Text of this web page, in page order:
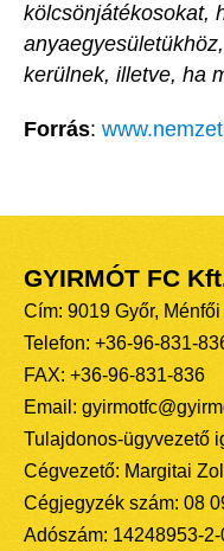
kölcsönjátékosokat,
kerülnek, illetve, ha
Forrás:
GYIRMÓT FC
Cím: 9019 Győr, Ménfői
Telefon: +36-96-831-
FAX: +36-96-831-836
Email:
Tulajdonos-ügyvezető
Cégvezető: Margitai
Cégjegyzék szám: 08
Adószám: 14248953-